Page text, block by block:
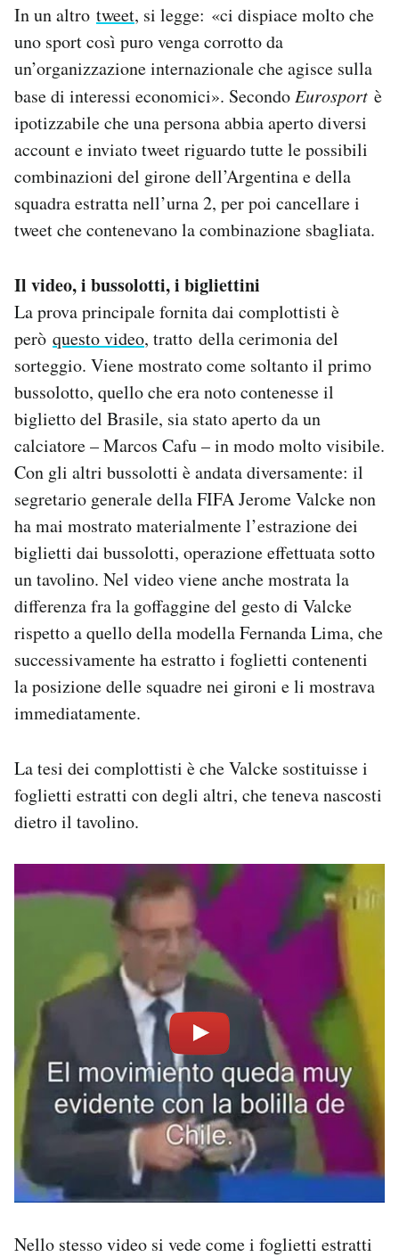
In un altro tweet, si legge: «ci dispiace molto che
uno sport così puro venga corrotto da
un’organizzazione internazionale che agisce sulla
base di interessi economici». Secondo Eurosport è
ipotizzabile che una persona abbia aperto diversi
account e inviato tweet riguardo tutte le possibili
combinazioni del girone dell’Argentina e della
squadra estratta nell’urna 2, per poi cancellare i
tweet che contenevano la combinazione sbagliata.
Il video, i bussolotti, i bigliettini
La prova principale fornita dai complottisti è
però questo video, tratto della cerimonia del
sorteggio. Viene mostrato come soltanto il primo
bussolotto, quello che era noto contenesse il
biglietto del Brasile, sia stato aperto da un
calciatore – Marcos Cafu – in modo molto visibile.
Con gli altri bussolotti è andata diversamente: il
segretario generale della FIFA Jerome Valcke non
ha mai mostrato materialmente l’estrazione dei
biglietti dai bussolotti, operazione effettuata sotto
un tavolino. Nel video viene anche mostrata la
differenza fra la goffaggine del gesto di Valcke
rispetto a quello della modella Fernanda Lima, che
successivamente ha estratto i foglietti contenenti
la posizione delle squadre nei gironi e li mostrava
immediatamente.
La tesi dei complottisti è che Valcke sostituisse i
foglietti estratti con degli altri, che teneva nascosti
dietro il tavolino.
Nello stesso video si vede come i foglietti estratti